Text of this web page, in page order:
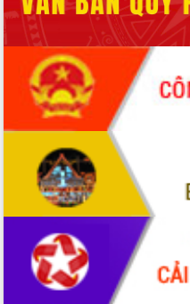
Tháo gỡ những vướng mắc, đẩy mạnh
công tác cải cách thủ tục hành chính
tại Trung tâm Phục vụ hành chính
công tỉnh
Đắk Lắk: Tôn vinh 46 giải pháp tại Hội
thi Sáng tạo Kỹ thuật 2024 - 2025
Đắk Lắk rà soát, điều chỉnh Đề án 190
về phát triển nuôi trồng thủy sản
Phó Chủ tịch UBND tỉnh Đắk Lắk
Trương Công Thái kiểm tra thực địa
Dự án cao tốc Khánh Hòa - Buôn Ma
Định vị cà phê Việt Nam như một “di
sản sống” trong dòng chảy toàn cầu
Xây dựng nông thôn mới: Nâng cao đời